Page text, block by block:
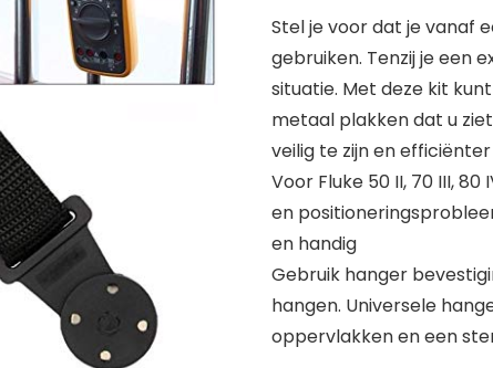
Stel je voor dat je vanaf
gebruiken. Tenzij je een
situatie. Met deze kit
metaal plakken dat u
veilig te zijn en
Voor Fluke 50 II, 70 III,
en
en handig
Gebruik hanger
hangen. Universele
oppervlakken en een